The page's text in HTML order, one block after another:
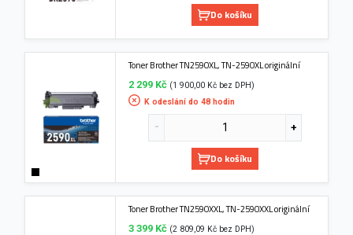
Do košíku
Toner Brother TN2590XL, TN-2590XL originální
2 299 Kč (1 900,00 Kč bez DPH)
K odeslání do 48 hodin
Do košíku
Toner Brother TN2590XXL, TN-2590XXL originální
3 399 Kč (2 809,09 Kč bez DPH)